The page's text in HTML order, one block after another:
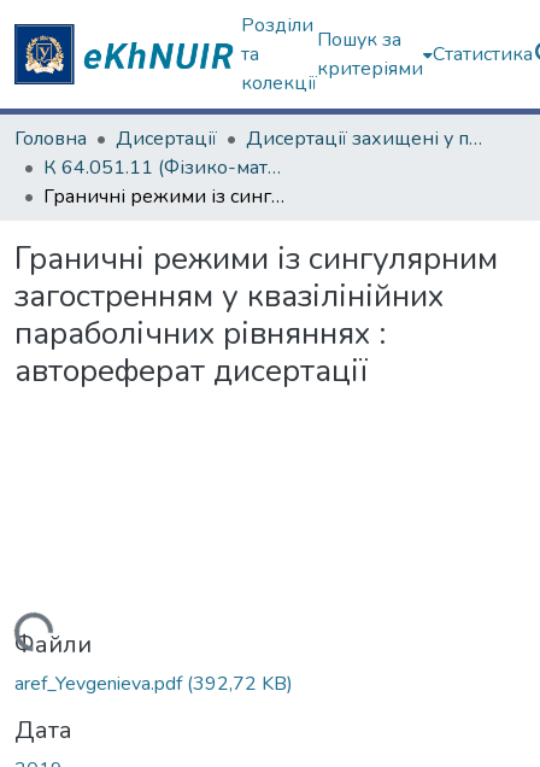
Розділи
та
колекції
Пошук за
критеріями
Статистика
Головна Дисертації
Дисертації захищені у постійних радах
К 64.051.11 (Фізико-математичні науки)
Граничні режими із сингулярним загостренням у квазілінійних параболічних рівняннях : автореферат дисертації
Граничні режими із сингулярним
загостренням у квазілінійних
параболічних рівняннях :
автореферат дисертації
Файли
aref_Yevgenieva.pdf(392,72 KB)
Дата